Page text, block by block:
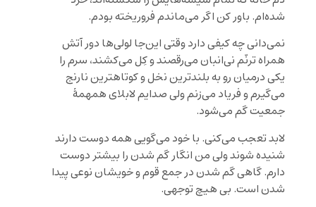
شده‌ام. باور کن اگر می‌ماندم فروریخته بودم.
نمی‌دانی چه کیفی دارد وقتی این‌جا لولی‌ها دور آتش
همراه ترنّم نی‌انبان می‌رقصند و کِل می‌کشند، سرم را
یکی درمیان رو به بلندترین نخل و کوتاهترین نارنج
می‌گیرم و فریاد می‌زنم ولی صدایم لابلای همهمۀ
جمعیت گم می‌شود.
لابد تعجب می‌کنی. با خود می‌گویی همه دوست دارند
شنیده شوند ولی من انگار گم شدن را بیشتر دوست
دارم. گاهی گم شدن در جمع قوم و خویشان نوعی پیدا
شدن است. بی هیچ توجهی.